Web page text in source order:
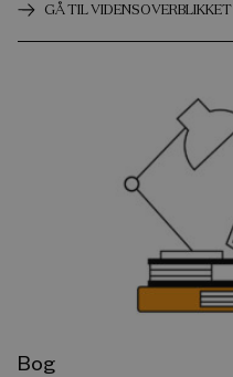
GÅ TIL VIDENSOVERBLIKKET
Bog